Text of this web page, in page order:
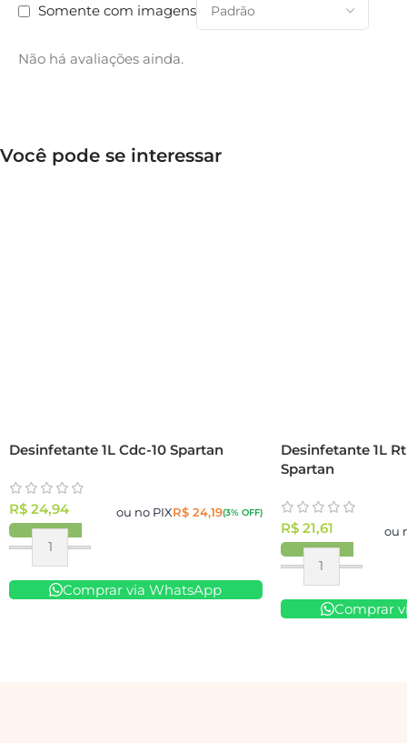
Somente com imagens
Não há avaliações ainda.
Você pode se interessar
Desinfetante 1L Cdc-10 Spartan
R$ 24,94 ou no PIXR$24,19(3% OFF)
Comprar via WhatsApp
Desinfetante 1L
Spartan
R$21,61 ou
Comprar